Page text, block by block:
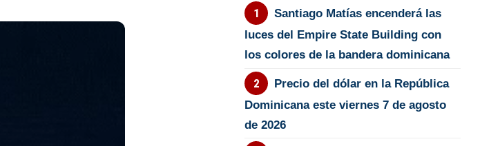
Santiago Matías encenderá las
luces del Empire State Building con
los colores de la bandera dominicana
Precio del dólar en la República
Dominicana este viernes 7 de agosto
de 2026